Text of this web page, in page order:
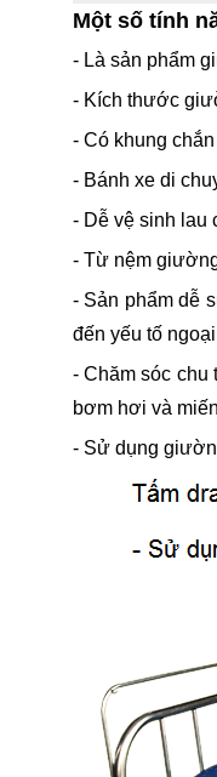
Một số tính
- Là sản phẩm
- Kích thước
- Có khung
- Bánh xe di
- Dễ vệ sinh lau
- Từ nệm
- Sản phẩm dễ
đến yếu tố
- Chăm sóc chu
bơm hơi và
- Sử dụng